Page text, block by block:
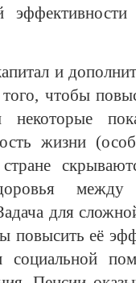
и
чтобы
жизни
для
повысить её
социальной